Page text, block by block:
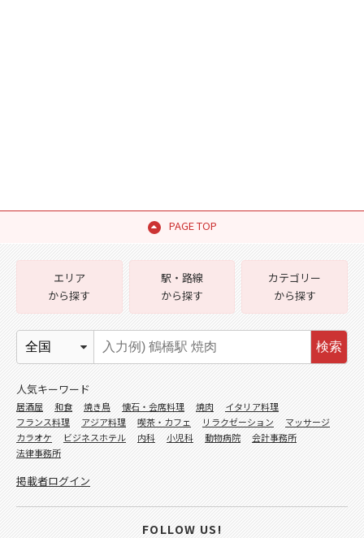
PAGE TOP
エリア
から探す
駅・路線
から探す
カテゴリー
から探す
検索
人気キーワード
居酒屋 和食 焼き鳥 懐石・会席料理 焼肉
イタリア料理
フランス料理
アジア料理 喫茶・カフェ リラクゼーション
マッサージ
カラオケ
ビジネスホテル 内科 小児科 動物病院
会計事務所
法律事務所
掲載者ログイン
FOLLOW US!